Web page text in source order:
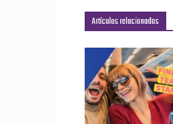
Artículos relacionados